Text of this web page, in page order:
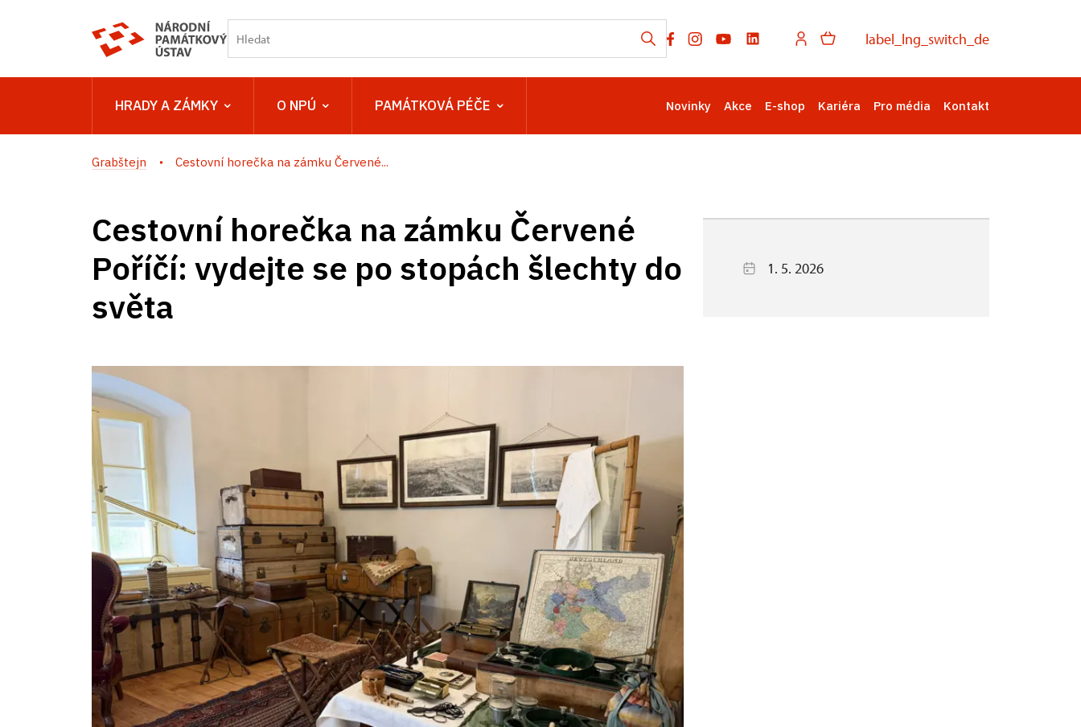
label_lng_switch_de
HRADY A ZÁMKY O NPÚ PAMÁTKOVÁ PÉČE Novinky Akce E-shop Kariéra Pro média Kontakt
Grabštejn Cestovní horečka na zámku Červené...
Cestovní horečka na zámku Červené
Poříčí: vydejte se po stopách šlechty do
světa
1. 5. 2026